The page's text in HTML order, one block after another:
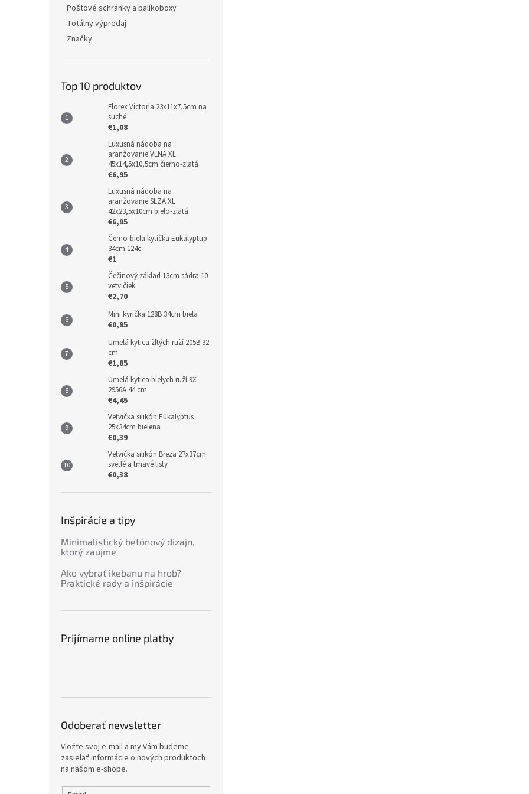
Poštové schránky a balíkoboxy
Totálny výpredaj
Značky
Top 10 produktov
Florex Victoria 23x11x7,5cm na
suché
€1,08
Luxusná nádoba na
aranžovanie VLNA XL
45x14,5x10,5cm čierno-zlatá
€6,95
Luxusná nádoba na
aranžovanie SLZA XL
42x23,5x10cm bielo-zlatá
€6,95
Černo-biela kytička Eukalyptup
34cm 124c
€1
Čečinový základ 13cm sádra 10
vetvičiek
€2,70
Mini kyrička 128B 34cm biela
€0,95
Umelá kytica žltých ruží 205B 32
cm
€1,85
Umelá kytica bielych ruží 9X
2956A 44 cm
€4,45
Vetvička silikón Eukalyptus
25x34cm bielena
€0,39
Vetvička silikón Breza 27x37cm
svetlé a tmavé listy
€0,38
Inšpirácie a tipy
Minimalistický betónový dizajn,
ktorý zaujme
Ako vybrať ikebanu na hrob?
Praktické rady a inšpirácie
Prijímame online platby
Odoberať newsletter
Vložte svoj e-mail a my Vám budeme
zasielať informácie o nových produktoch
na našom e-shope.